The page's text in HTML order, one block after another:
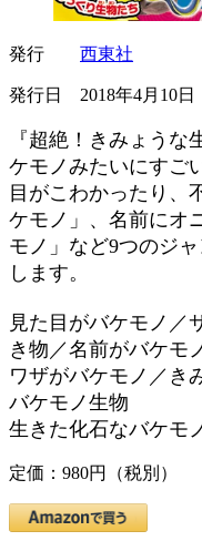
発行 西東社
発行日 2018年4月10日
『超絶！きみょうな
ケモノみたいにすご
目がこわかったり、
ケモノ」、名前にオ
モノ」など9つのジ
します。
見た目がバケモノ／
き物／名前がバケモ
ワザがバケモノ／き
バケモノ生物
生きた化石なバケモ
定価：980円（税別）